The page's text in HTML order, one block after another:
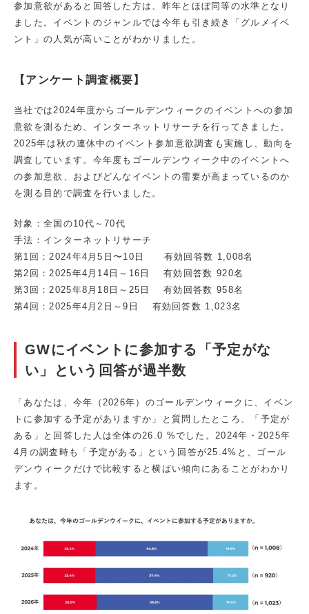
参加意欲があると回答した方は、昨年とほぼ同等の水準となり
ました。イベントのジャンルでは今年も引き続き「グルメイベ
ント」の人気が高いことがわかりました。
【アンケート調査概要】
当社では2024年度からゴールデンウィークのイベントへの参加
意欲を測るため、インターネットリサーチを行ってきました。
2025年は秋の連休中のイベント参加意欲調査も実施し、動向を
調査しています。今年度もゴールデンウィーク中のイベントへ
の参加意欲、およびどんなイベントの需要が高まっているのか
を測る目的で調査を行いました。
対象：全国の10代～70代
手法：インターネットリサーチ
第1回：2024年4月5日〜10日 有効回答数 1,008名
第2回：2025年4月14日～16日 有効回答数 920名
第3回：2025年8月18日～25日 有効回答数 958名
第4回：2025年4月2日～9日 有効回答数 1,023名
GWにイベントに参加する「予定がな
い」という回答が過半数
「あなたは、今年（2026年）のゴールデンウィークに、イベン
トに参加する予定がありますか」と質問したところ、「予定が
ある」と回答した人は全体の26.0 %でした。2024年・2025年
4月の調査時も「予定がある」という回答が25.4%と、ゴール
デンウィークだけで比較すると横ばい傾向にあることがわかり
ます。